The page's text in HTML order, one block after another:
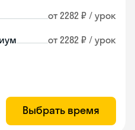
от 2282 ₽ / урок
от 2282 ₽ / урок
Выбрать время